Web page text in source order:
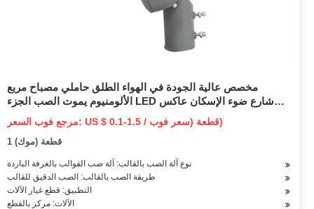
مخصص عالية الجودة في الهواء الطلق حاملي مصباح مربع
الألومنيوم يموت الصب الجزء LED شارع ضوء الإسكان عاكس
الضوء
مرجع فوب السعر: US $ 0.1-1.5 / قطعة (سعر فوب)
1 قطعة (موك)
نوع آلة الصب بالقالب: آلة صب القوالب بالغرفة الباردة
طريقة الصب بالقالب: الصب الدقيق للقالب
التطبيق: قطع غيار الآلات
الآلات: مركز بالقطع